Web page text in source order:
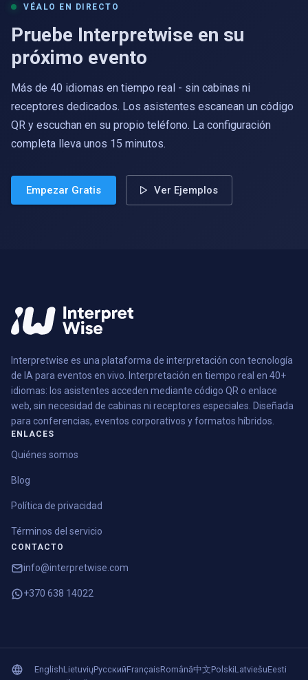
VÉALO EN DIRECTO
Pruebe Interpretwise en su
próximo evento
Más de 40 idiomas en tiempo real - sin cabinas ni
receptores dedicados. Los asistentes escanean un código
QR y escuchan en su propio teléfono. La configuración
completa lleva unos 15 minutos.
Empezar Gratis Ver Ejemplos
Interpretwise es una plataforma de interpretación con tecnología
de IA para eventos en vivo. Interpretación en tiempo real en 40+
idiomas: los asistentes acceden mediante código QR o enlace
web, sin necesidad de cabinas ni receptores especiales. Diseñada
para conferencias, eventos corporativos y formatos híbridos.
ENLACES
Quiénes somos
Blog
Política de privacidad
Términos del servicio
CONTACTO
info@interpretwise.com
+370 638 14022
EnglishLietuviųРусскийFrançaisRomână中文PolskiLatviešuEesti